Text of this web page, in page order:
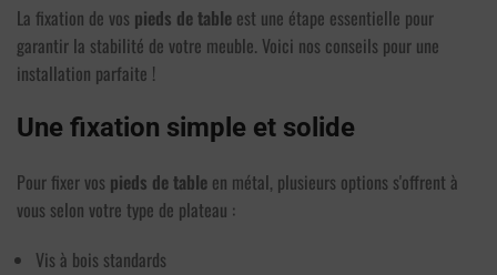
La fixation de vos pieds de table est une étape essentielle pour
garantir la stabilité de votre meuble. Voici nos conseils pour une
installation parfaite !
Une fixation simple et solide
Pour fixer vos pieds de table en métal, plusieurs options s'offrent à
vous selon votre type de plateau :
Vis à bois standards